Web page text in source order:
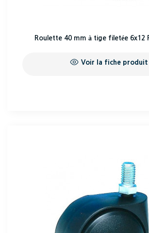
Roulette 40 mm à tige filetée 6x12
Voir la fiche produit